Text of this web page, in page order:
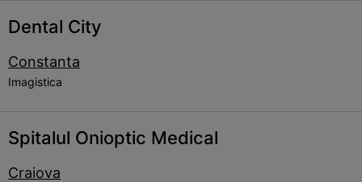
Dental City
Constanta
Imagistica
Spitalul Onioptic Medical
Craiova